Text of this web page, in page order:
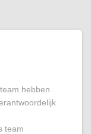
hebben
team